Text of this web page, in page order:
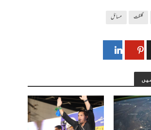
گلگت مسائل